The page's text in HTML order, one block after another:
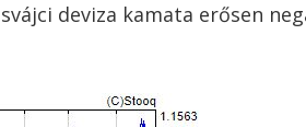
deviza kamata erősen